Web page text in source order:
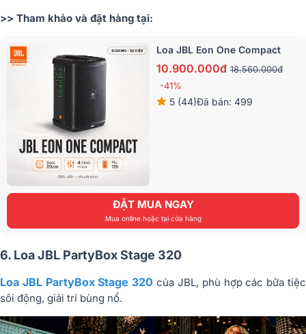
>> Tham khảo và đặt hàng tại:
Loa JBL Eon One Compact
10.900.000đ 18.560.000đ
-41%
5 (44)Đã bán: 499
ĐẶT MUA NGAY
Mua online hoặc tại cửa hàng
6. Loa JBL PartyBox Stage 320
Loa JBL PartyBox Stage 320 của JBL, phù hợp các bữa tiệc
sôi động, giải trí bùng nổ.